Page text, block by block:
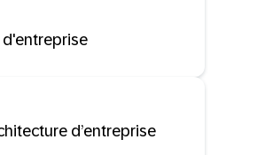
d'entreprise
d’entreprise